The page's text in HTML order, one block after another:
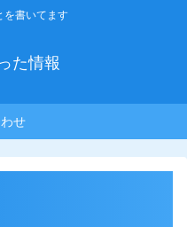
を書いてます
た情報
せ